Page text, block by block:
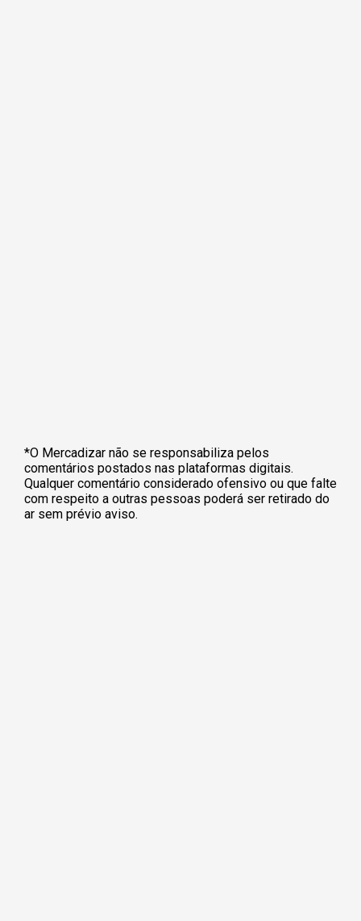
*O Mercadizar não se responsabiliza pelos
comentários postados nas plataformas digitais.
Qualquer comentário considerado ofensivo ou que falte
com respeito a outras pessoas poderá ser retirado do
ar sem prévio aviso.